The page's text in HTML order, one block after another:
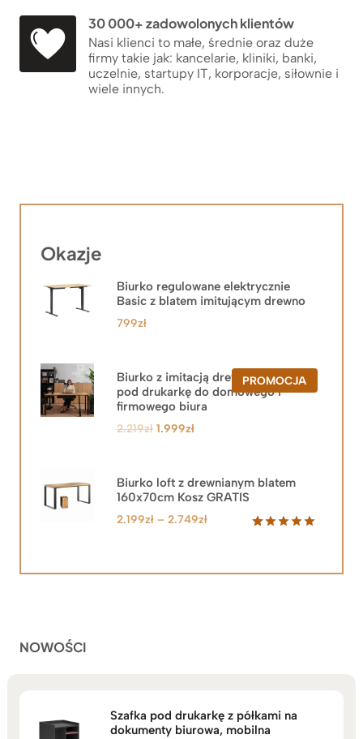
30 000+ zadowolonych klientów
Nasi klienci to małe, średnie oraz duże
firmy takie jak: kancelarie, kliniki, banki,
uczelnie, startupy IT, korporacje, siłownie i
wiele innych.
Okazje
Biurko regulowane elektrycznie
Basic z blatem imitującym drewno
799zł
PROMOCJAPRODUKT
W
Biurko z imitacją drewna z szafką
pod drukarkę do domowego i
firmowego biura
2.219zł Pierwotna
2.219zł.
1.999złAktualna
1.999zł.
Biurko loft z drewnianym blatem
160x70cm Kosz GRATIS
2.199zł – 2.749złZakres
2.199zł
NOWOŚCI
Szafka pod drukarkę z półkami na
dokumenty biurowa, mobilna